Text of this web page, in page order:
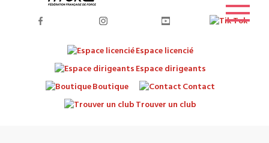
Espace licencié
Espace dirigeants
Boutique
Contact
Trouver un club